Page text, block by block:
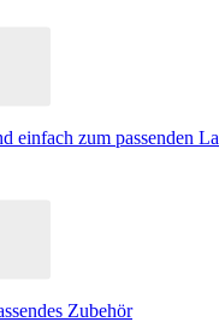
einfach zum passenden
Zubehör